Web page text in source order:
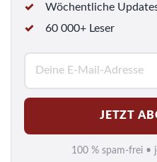
Wöchentliche
60 000+ Leser
JETZT
100 % spam-frei •